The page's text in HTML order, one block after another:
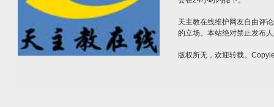
天主教在线维护网友自由评
的立场。本站绝对禁止发布
版权所无，欢迎转载。